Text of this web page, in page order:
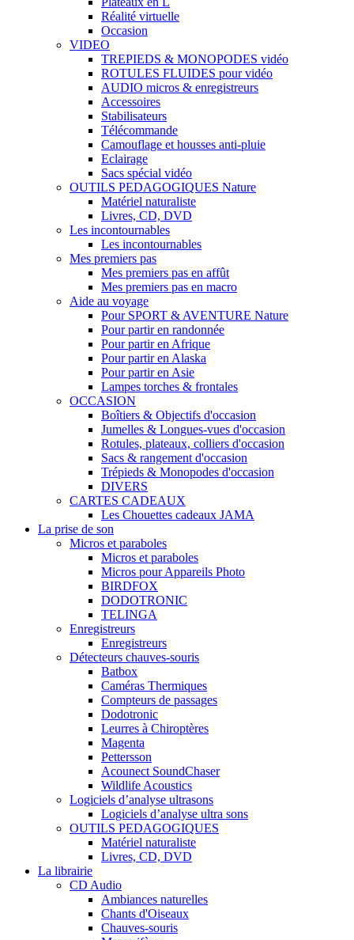
Réalité virtuelle
Occasion
VIDEO
TREPIEDS & MONOPODES vidéo
ROTULES FLUIDES pour vidéo
AUDIO micros & enregistreurs
Accessoires
Stabilisateurs
Télécommande
Camouflage et housses anti-pluie
Eclairage
Sacs spécial vidéo
OUTILS PEDAGOGIQUES Nature
Matériel naturaliste
Livres, CD, DVD
Les incontournables
Les incontournables
Mes premiers pas
Mes premiers pas en affût
Mes premiers pas en macro
Aide au voyage
Pour SPORT & AVENTURE Nature
Pour partir en randonnée
Pour partir en Afrique
Pour partir en Alaska
Pour partir en Asie
Lampes torches & frontales
OCCASION
Boîtiers & Objectifs d'occasion
Jumelles & Longues-vues d'occasion
Rotules, plateaux, colliers d'occasion
Sacs & rangement d'occasion
Trépieds & Monopodes d'occasion
DIVERS
CARTES CADEAUX
Les Chouettes cadeaux JAMA
La prise de son
Micros et paraboles
Micros et paraboles
Micros pour Appareils Photo
BIRDFOX
DODOTRONIC
TELINGA
Enregistreurs
Enregistreurs
Détecteurs chauves-souris
Batbox
Caméras Thermiques
Compteurs de passages
Dodotronic
Leurres à Chiroptères
Magenta
Pettersson
Acounect SoundChaser
Wildlife Acoustics
Logiciels d’analyse ultrasons
Logiciels d’analyse ultra sons
OUTILS PEDAGOGIQUES
Matériel naturaliste
Livres, CD, DVD
La librairie
CD Audio
Ambiances naturelles
Chants d'Oiseaux
Chauves-souris